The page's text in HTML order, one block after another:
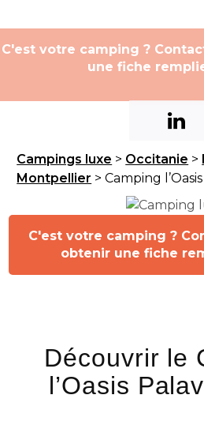
C'est votre camping ?
une fiche
Campings luxe > Occitanie >
Montpellier > Camping
Découvrir le
l’Oasis
C'est votre camping ?
obtenir une fiche